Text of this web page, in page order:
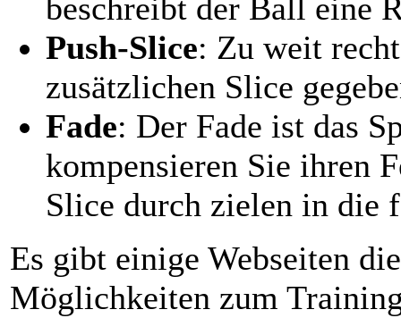
beschreibt der Ball eine
Push-Slice: Zu weit
zusätzlichen Slice
Fade: Der Fade ist das
kompensieren Sie ihren
Slice durch zielen in die
Es gibt einige Webseiten
Möglichkeiten zum